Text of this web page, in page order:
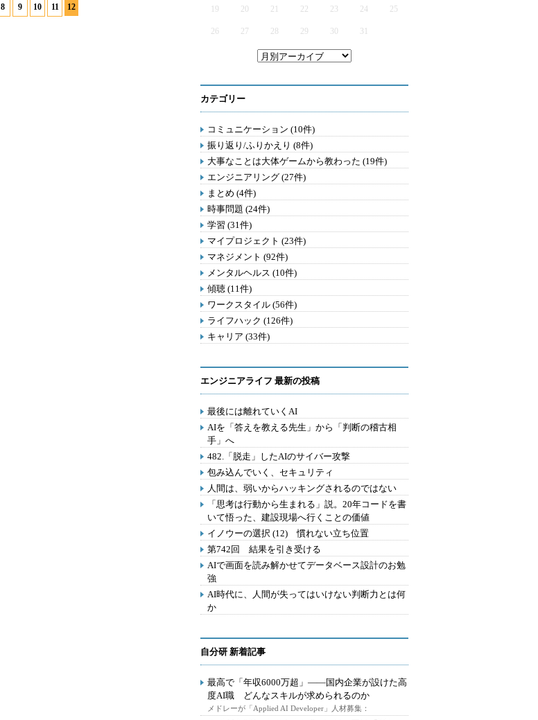
8 9 10 11 12 19 20 21 22 23 24 25
26 27 28 29 30 31
カテゴリー
コミュニケーション (10件)
振り返り/ふりかえり (8件)
大事なことは大体ゲームから教わった (19件)
エンジニアリング (27件)
まとめ (4件)
時事問題 (24件)
学習 (31件)
マイプロジェクト (23件)
マネジメント (92件)
メンタルヘルス (10件)
傾聴 (11件)
ワークスタイル (56件)
ライフハック (126件)
キャリア (33件)
エンジニアライフ 最新の投稿
最後には離れていくAI
AIを「答えを教える先生」から「判断の稽古相
手」へ
482.「脱走」したAIのサイバー攻撃
包み込んでいく、セキュリティ
人間は、弱いからハッキングされるのではない
「思考は行動から生まれる」説。20年コードを書
いて悟った、建設現場へ行くことの価値
イノウーの選択 (12) 慣れない立ち位置
第742回 結果を引き受ける
AIで画面を読み解かせてデータベース設計のお勉
強
AI時代に、人間が失ってはいけない判断力とは何
か
自分研 新着記事
最高で「年収6000万超」――国内企業が設けた高
度AI職 どんなスキルが求められるのか
メドレーが「Applied AI Developer」人材募集：